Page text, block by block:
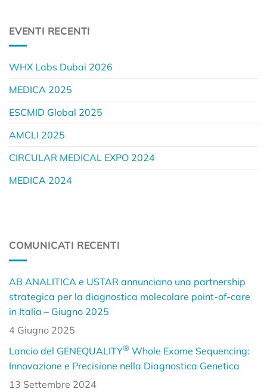
EVENTI RECENTI
WHX Labs Dubai 2026
MEDICA 2025
ESCMID Global 2025
AMCLI 2025
CIRCULAR MEDICAL EXPO 2024
MEDICA 2024
COMUNICATI RECENTI
AB ANALITICA e USTAR annunciano una partnership
strategica per la diagnostica molecolare point-of-care
in Italia – Giugno 2025
4 Giugno 2025
Lancio del GENEQUALITY® Whole Exome Sequencing:
Innovazione e Precisione nella Diagnostica Genetica
13 Settembre 2024